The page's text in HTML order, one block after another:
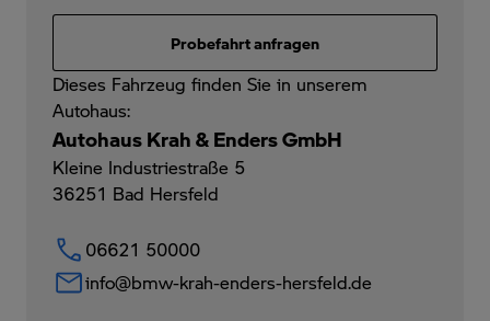
Probefahrt anfragen
Dieses Fahrzeug finden Sie in unserem
Autohaus:
Autohaus Krah & Enders GmbH
Kleine Industriestraße 5
36251 Bad Hersfeld
06621 50000
info@bmw-krah-enders-hersfeld.de